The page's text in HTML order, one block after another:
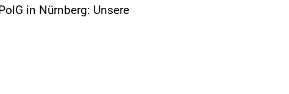
in Nürnberg: Unsere